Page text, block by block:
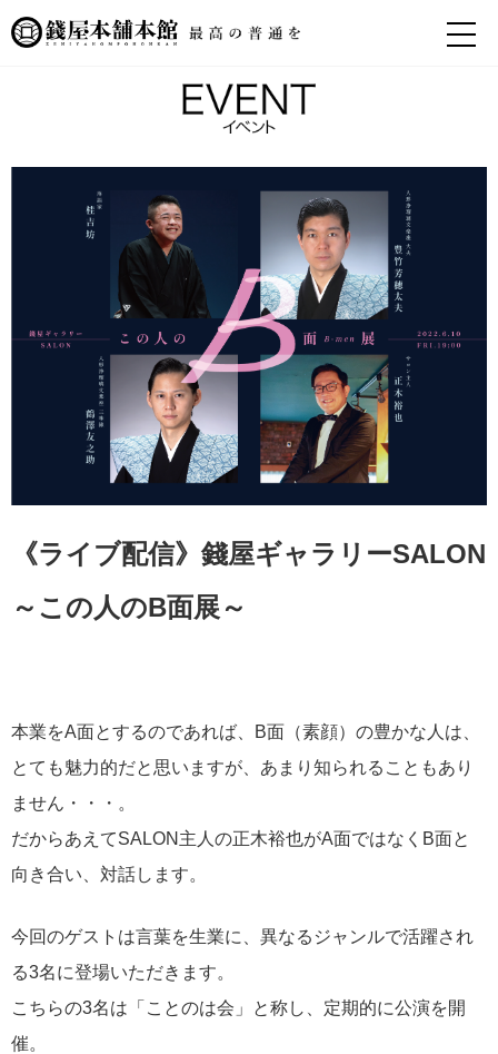
《ライブ配信》錢屋ギャラリーSALON
～この人のB面展～
本業をA面とするのであれば、B面（素顔）の豊かな人は、
とても魅力的だと思いますが、あまり知られることもあり
ません・・・。
だからあえてSALON主人の正木裕也がA面ではなくB面と
向き合い、対話します。
今回のゲストは言葉を生業に、異なるジャンルで活躍され
る3名に登場いただきます。
こちらの3名は「ことのは会」と称し、定期的に公演を開
催。